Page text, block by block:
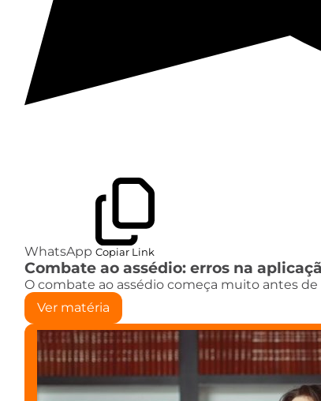
WhatsApp Copiar Link
Combate ao assédio: erros na
O combate ao assédio começa muito antes
Ver matéria